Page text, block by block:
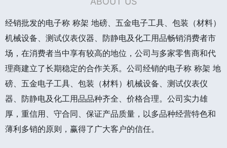
经销批发的电子称 称架 地磅、五金电子工具、包装（材料）
机械设备、测试仪表仪器、防静电及化工用品畅销消费者市
场，在消费者当中享有较高的地位，公司与多家零售商和代
理商建立了长期稳定的合作关系。公司经销的电子称 称架 地
磅、五金电子工具、包装（材料）机械设备、测试仪表仪
器、防静电及化工用品品种齐全、价格合理。公司实力雄
厚，重信用、守合同、保证产品质量，以多品种经营特色和
薄利多销的原则，赢得了广大客户的信任。